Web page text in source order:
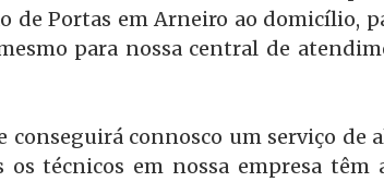
de Portas em Arneiro ao domicílio,
para nossa central de
conseguirá connosco um serviço de
os técnicos em nossa empresa